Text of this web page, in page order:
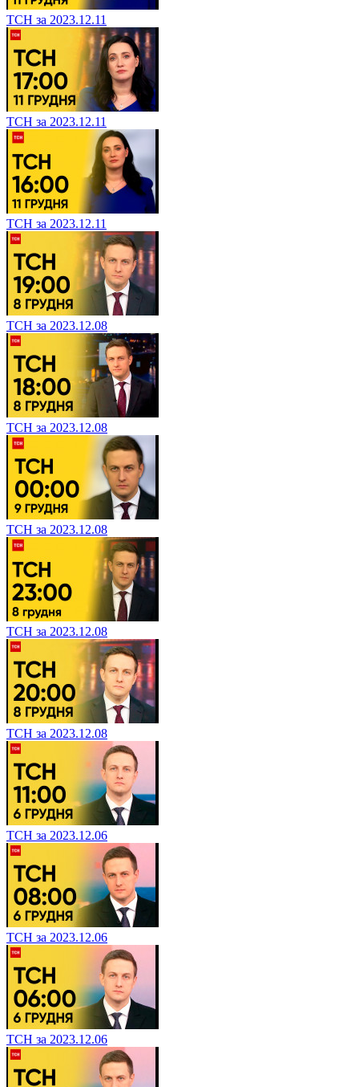
ТСН за 2023.12.11
ТСН за 2023.12.11
ТСН за 2023.12.11
ТСН за 2023.12.08
ТСН за 2023.12.08
ТСН за 2023.12.08
ТСН за 2023.12.08
ТСН за 2023.12.08
ТСН за 2023.12.06
ТСН за 2023.12.06
ТСН за 2023.12.06